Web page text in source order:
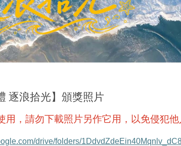
逐浪拾光】頒獎照片
，請勿下載照片另作它用，以免侵犯他
drive/folders/